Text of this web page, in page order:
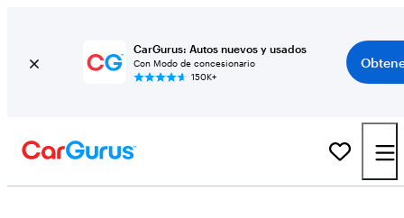
CarGurus: Autos nuevos y usados
Con Modo de concesionario
150K+